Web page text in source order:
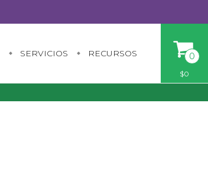
SERVICIOS RECURSOS 0
$0